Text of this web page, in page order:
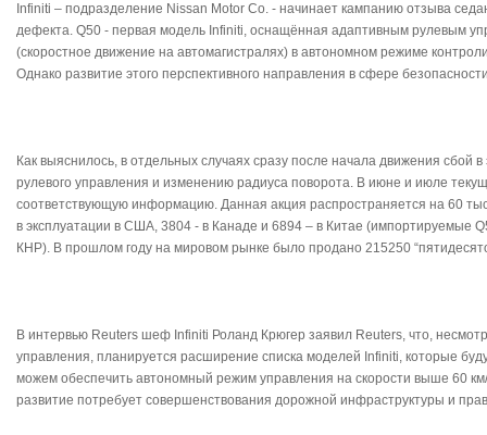
Infiniti – подразделение Nissan Motor Co. - начинает кампанию отзыва
дефекта. Q50 - первая модель Infiniti, оснащённая адаптивным рулевым
(скоростное движение на автомагистралях) в автономном режиме
Однако развитие этого перспективного направления в сфере
Как выяснилось, в отдельных случаях сразу после начала движения сбой
рулевого управления и изменению радиуса поворота. В июне и июле
соответствующую информацию. Данная акция распространяется на 60
в эксплуатации в США, 3804 - в Канаде и 6894 – в Китае (импортируемые
КНР). В прошлом году на мировом рынке было продано 215250
В интервью Reuters шеф Infiniti Роланд Крюгер заявил Reuters, что,
управления, планируется расширение списка моделей Infiniti, которые
можем обеспечить автономный режим управления на скорости выше 60
развитие потребует совершенствования дорожной инфраструктуры и